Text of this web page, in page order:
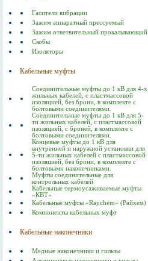
Гасители вибрации
Зажим аппаратный прессуемый
Зажим ответвительный прокалывающий
Скобы
Изоляторы
Кабельные муфты
Соединительные муфты до 1 кВ для 4-х
жильных кабелей, с пластмассовой
изоляцией, без брони, в комплекте с
болтовыми соединителями.
Соединительные муфты до 1 кВ для 5-
ти жильных кабелей, с пластмассовой
изоляцией, с броней, в комплекте с
болтовыми соединителями.
Концевые муфты до 1 кВ для
внутренней и наружной установки для
5-ти жильных кабелей с пластмассовой
изоляцией, без брони, в комплекте с
болтовыми наконечниками.
Муфты соединительные для
контрольных кабелей
Кабельные термоусаживаемые муфты
«КВТ»
Кабельные муфты «Raychem» (Райхем)
Компоненты кабельных муфт
Кабельные наконечники
Медные наконечники и гильзы